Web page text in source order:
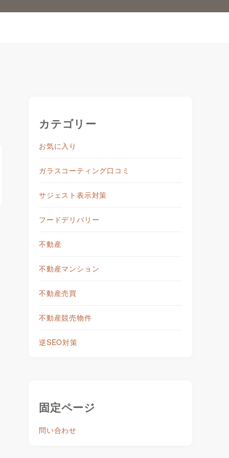
カテゴリー
お気に入り
ガラスコーティング口コミ
サジェスト表示対策
フードデリバリー
不動産
不動産マンション
不動産売買
不動産競売物件
逆SEO対策
固定ページ
問い合わせ